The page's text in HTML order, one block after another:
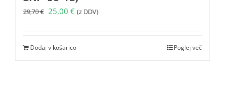
29,70€ Izvirna
bila:
25,00 €Trenutna
25,00 €.
(z DDV)
Dodaj v košarico Poglej več